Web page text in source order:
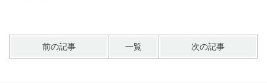
前の記事 一覧 次の記事